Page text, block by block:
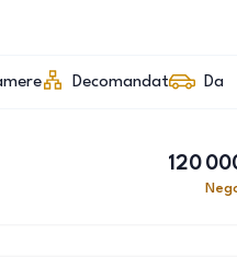
Decomandat Da
120